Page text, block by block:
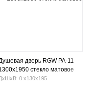
дверь RGW РА-11
стекло матовое
0 х130х195